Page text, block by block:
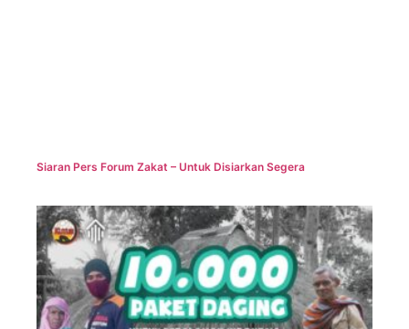
Siaran Pers Forum Zakat – Untuk Disiarkan Segera